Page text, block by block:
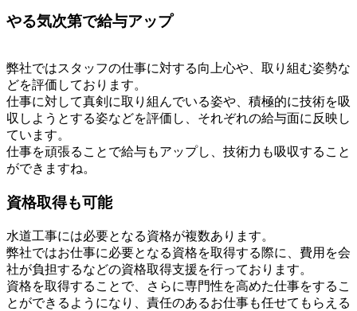
やる気次第で給与アップ
弊社ではスタッフの仕事に対する向上心や、取り組む姿勢な
どを評価しております。
仕事に対して真剣に取り組んでいる姿や、積極的に技術を吸
収しようとする姿などを評価し、それぞれの給与面に反映し
ています。
仕事を頑張ることで給与もアップし、技術力も吸収すること
ができますね。
資格取得も可能
水道工事には必要となる資格が複数あります。
弊社ではお仕事に必要となる資格を取得する際に、費用を会
社が負担するなどの資格取得支援を行っております。
資格を取得することで、さらに専門性を高めた仕事をするこ
とができるようになり、責任のあるお仕事も任せてもらえる